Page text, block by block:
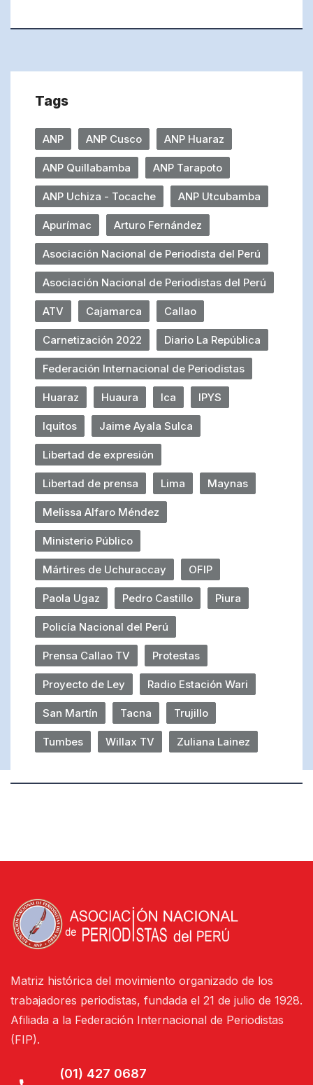
Tags
ANP ANP Cusco ANP Huaraz
ANP Quillabamba ANP Tarapoto
ANP Uchiza - Tocache ANP Utcubamba
Apurímac Arturo Fernández
Asociación Nacional de Periodista del Perú
Asociación Nacional de Periodistas del Perú
ATV Cajamarca Callao
Carnetización 2022 Diario La República
Federación Internacional de Periodistas
Huaraz Huaura Ica IPYS
Iquitos Jaime Ayala Sulca
Libertad de expresión
Libertad de prensa Lima Maynas
Melissa Alfaro Méndez
Ministerio Público
Mártires de Uchuraccay OFIP
Paola Ugaz Pedro Castillo Piura
Policía Nacional del Perú
Prensa Callao TV Protestas
Proyecto de Ley Radio Estación Wari
San Martín Tacna Trujillo
Tumbes Willax TV Zuliana Lainez
Matriz histórica del movimiento organizado de los
trabajadores periodistas, fundada el 21 de julio de 1928.
Afiliada a la Federación Internacional de Periodistas
(FIP).
(01) 427 0687